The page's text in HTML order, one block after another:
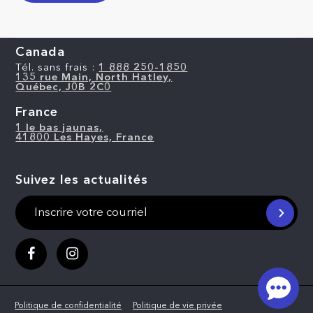
Canada
Tél. sans frais : 1 888 250-1850
135 rue Main, North Hatley,
Québec, J0B 2C0
France
1 le bas jaunas,
41800 Les Hayes, France
Suivez les actualités
Politique de confidentialité Politique de vie privée